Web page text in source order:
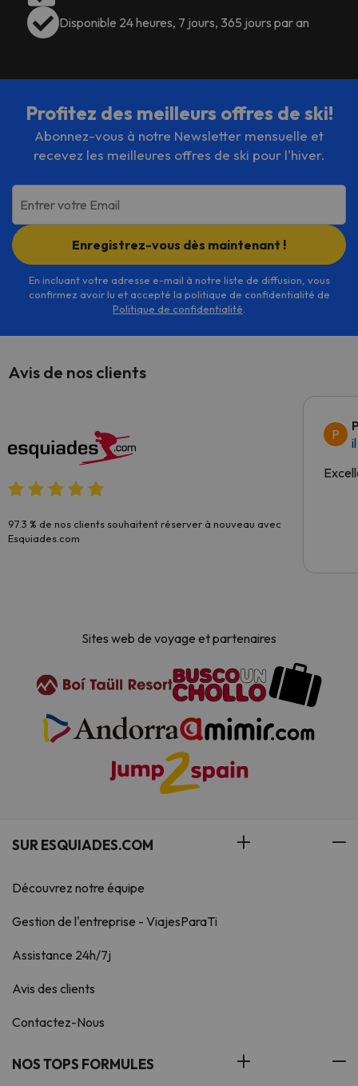
Disponible 24 heures, 7 jours, 365 jours par an
Profitez des meilleurs offres de ski!
Abonnez-vous à notre Newsletter mensuelle et
recevez les meilleures offres de ski pour l'hiver.
Entrer votre Email
Enregistrez-vous dès maintenant !
En incluant votre adresse e-mail à notre liste de diffusion, vous
confirmez avoir lu et accepté la politique de confidentialité de
Politique de confidentialité
Avis de nos clients
97.3 % de nos clients souhaitent réserver à nouveau avec
Esquiades.com
P
Sites web de voyage et partenaires
SUR ESQUIADES.COM
Découvrez notre équipe
Gestion de l'entreprise - ViajesParaTi
Assistance 24h/7j
Avis des clients
Contactez-Nous
NOS TOPS FORMULES